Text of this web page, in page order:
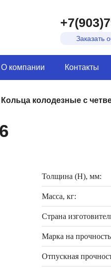
Заказать
О компании Контакты
Кольца колодезные с
Толщина (H), мм:
Масса, кг:
Страна
Марка на
Отпускная